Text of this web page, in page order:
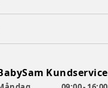
Kundservice